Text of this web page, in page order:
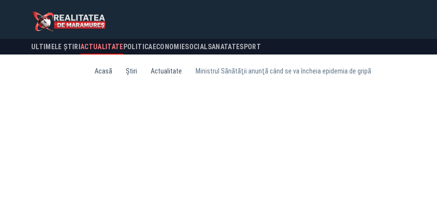
ULTIMELE ȘTIRI ACTUALITATE POLITICA ECONOMIESOCIALSANATATESPORT
Acasă Știri Actualitate Ministrul Sănătăţii anunţă când se va încheia epidemia de gripă